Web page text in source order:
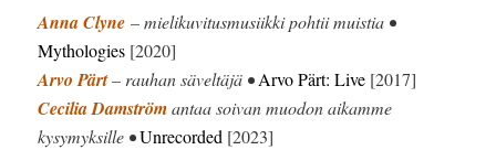
Anna Clyne – mielikuvitusmusiikki pohtii muistia •
Mythologies [2020]
Arvo Pärt– rauhan säveltäjä •Arvo Pärt: Live [2017]
Cecilia Damströmantaa soivan muodon aikamme
kysymyksille •Unrecorded [2023]